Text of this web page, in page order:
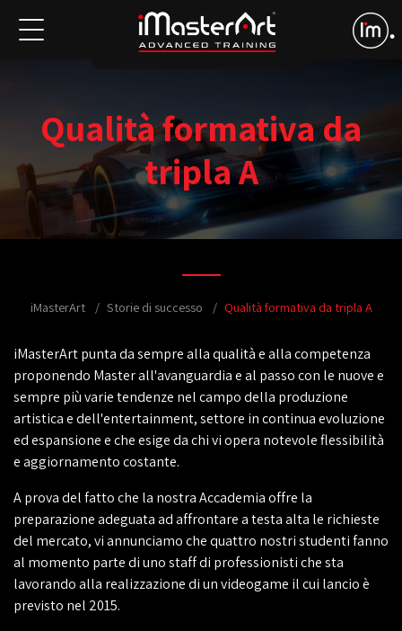
Qualità formativa da
tripla A
iMasterArt Storie di successo Qualità formativa da tripla A
iMasterArt punta da sempre alla qualità e alla competenza
proponendo Master all'avanguardia e al passo con le nuove e
sempre più varie tendenze nel campo della produzione
artistica e dell'entertainment, settore in continua evoluzione
ed espansione e che esige da chi vi opera notevole flessibilità
e aggiornamento costante.
A prova del fatto che la nostra Accademia offre la
preparazione adeguata ad affrontare a testa alta le richieste
del mercato, vi annunciamo che quattro nostri studenti fanno
al momento parte di uno staff di professionisti che sta
lavorando alla realizzazione di un videogame il cui lancio è
previsto nel 2015.